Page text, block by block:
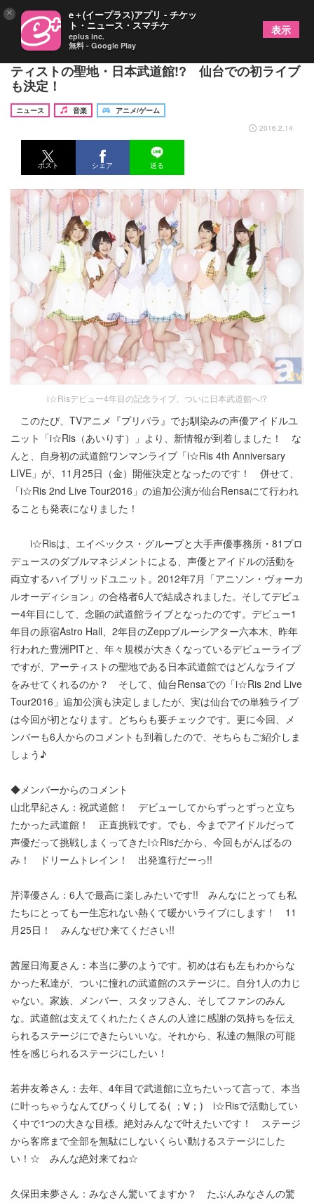
i☆Risデビュー4年目の記念ライブは、ついにアー
ティストの聖地・日本武道館!? 仙台での初ライブ
も決定！
ニュース 音楽
アニメ/ゲーム
2016.2.14
ポスト シェア 送る
i☆Risデビュー4年目の記念ライブ、ついに日本武道館へ!?
このたび、TVアニメ『プリパラ』でお馴染みの声優アイドルユ
ニット「i☆Ris（あいりす）」より、新情報が到着しました！ な
んと、自身初の武道館ワンマンライブ「i☆Ris 4th Anniversary
LIVE」が、11月25日（金）開催決定となったのです！ 併せて、
「i☆Ris 2nd Live Tour2016」の追加公演が仙台Rensaにて行われ
ることも発表になりました！
i☆Risは、エイベックス・グループと大手声優事務所・81プロ
デュースのダブルマネジメントによる、声優とアイドルの活動を
両立するハイブリッドユニット。2012年7月「アニソン・ヴォーカ
ルオーディション」の合格者6人で結成されました。そしてデビュ
ー4年目にして、念願の武道館ライブとなったのです。デビュー1
年目の原宿Astro Hall、2年目のZeppブルーシアター六本木、昨年
行われた豊洲PITと、年々規模が大きくなっているデビューライブ
ですが、アーティストの聖地である日本武道館ではどんなライブ
をみせてくれるのか？ そして、仙台Rensaでの「i☆Ris 2nd Live
Tour2016」追加公演も決定しましたが、実は仙台での単独ライブ
は今回が初となります。どちらも要チェックです。更に今回、メ
ンバーも6人からのコメントも到着したので、そちらもご紹介しま
しょう♪
◆メンバーからのコメント
山北早紀さん：祝武道館！ デビューしてからずっとずっと立ち
たかった武道館！ 正直挑戦です。でも、今までアイドルだって
声優だって挑戦しまくってきたi☆Risだから、今回もがんばるの
み！ ドリームトレイン！ 出発進行だーっ!!
芹澤優さん：6人で最高に楽しみたいです!! みんなにとっても私
たちにとっても一生忘れない熱くて暖かいライブにします！ 11
月25日！ みんなぜひ来てください!!
茜屋日海夏さん：本当に夢のようです。初めは右も左もわからな
かった私達が、ついに憧れの武道館のステージに。自分1人の力じ
ゃない。家族、メンバー、スタッフさん、そしてファンのみん
な。武道館は支えてくれたたくさんの人達に感謝の気持ちを伝え
られるステージにできたらいいな。それから、私達の無限の可能
性を感じられるステージにしたい！
若井友希さん：去年、4年目で武道館に立ちたいって言って、本当
に叶っちゃうなんてびっくりしてる( ；∀；) i☆Risで活動してい
く中で1つの大きな目標。絶対みんなで叶えたいです！ ステージ
から客席まで全部を無駄にしないくらい動けるステージにした
い！☆ みんな絶対来てね☆
久保田未夢さん：みなさん驚いてますか？ たぶんみなさんの驚
× e＋(イープラス)アプリ - チケッ
ト・ニュース・スマチケ
eplus inc.
無料 - Google Play
表示